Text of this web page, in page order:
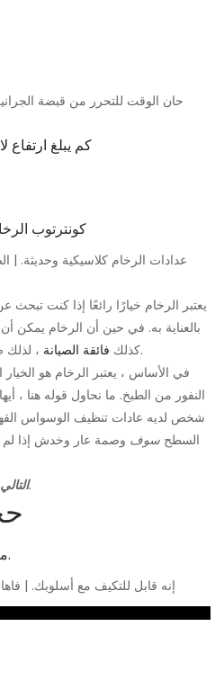
حان الوقت للتحرر من قبضة
كم يبلغ
عدادات الرخام كلاسيكية وحديثة.
يعتبر الرخام خيارًا رائعًا إذا كنت
بالعناية به. في حين أن الرخام يمكن
كذلك فائقة الصيانة
، لذلك ضع ذلك في الاعتبار عندما تتسوق.
في الأساس ، يعتبر الرخام هو
النفور من الطبخ. ما نحاول قوله هنا ،
شخص لديه عادات تنظيف الوسواس
السطح سوف وصمة عار وخدش إذا لم
هذه المادة الخالدة هي المفضلة.
إنه قابل للتكيف مع أسلوبك. |